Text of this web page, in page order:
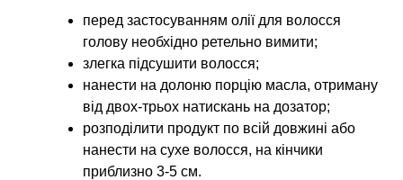
перед застосуванням олії для волосся
голову необхідно ретельно вимити;
злегка підсушити волосся;
нанести на долоню порцію масла, отриману
від двох-трьох натискань на дозатор;
розподілити продукт по всій довжині або
нанести на сухе волосся, на кінчики
приблизно 3-5 см.